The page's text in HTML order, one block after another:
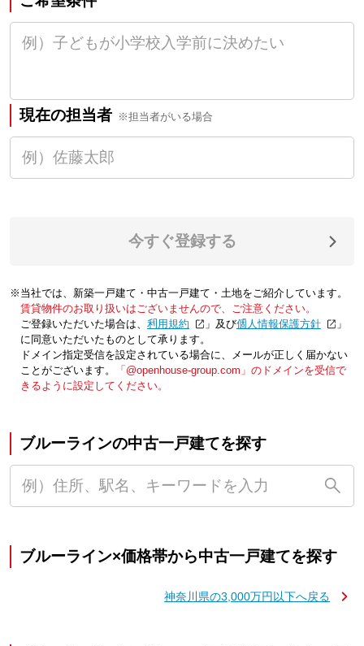
現在の担当者 ※担当者がいる場合
今すぐ登録する
※当社では、新築一戸建て・中古一戸建て・土地をご紹介しています。
賃貸物件のお取り扱いはございませんので、ご注意ください。
ご登録いただいた場合は、「利用規約 」及び「個人情報保護方針
」
に同意いただいたものとして承ります。
ドメイン指定受信を設定されている場合に、メールが正しく届かない
ことがございます。
「@openhouse-group.com」のドメインを受信で
きるように設定してください。
ブルーラインの中古一戸建てを探す
ブルーライン×価格帯から中古一戸建てを探す
神奈川県の3,000万円以下へ戻る